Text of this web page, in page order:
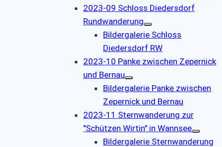
2023-09 Schloss Diedersdorf
Rundwanderung
Bildergalerie Schloss
Diedersdorf RW
2023-10 Panke zwischen Zepernick
und Bernau
Bildergalerie Panke zwischen
Zepernick und Bernau
2023-11 Sternwanderung zur
"Schützen Wirtin" in Wannsee
Bildergalerie Sternwanderung